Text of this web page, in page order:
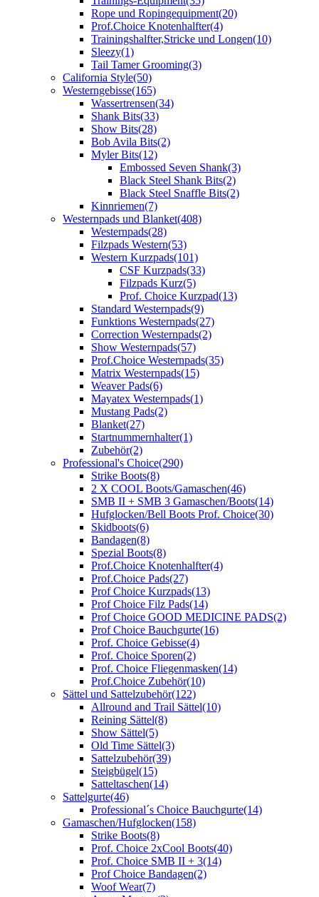
Rope und Ropingequipment(20)
Prof.Choice Knotenhalfter(4)
Trainingshalfter,Stricke und Longen(10)
Sleezy(1)
Tail Tamer Grooming(3)
California Style(50)
Westerngebisse(165)
Wassertrensen(34)
Shank Bits(33)
Show Bits(28)
Bob Avila Bits(2)
Myler Bits(12)
Embossed Seven Shank(3)
Black Steel Shank Bits(2)
Black Steel Snaffle Bits(2)
Kinnriemen(7)
Westernpads und Blanket(408)
Westernpads(28)
Filzpads Western(53)
Western Kurzpads(101)
CSF Kurzpads(33)
Filzpads Kurz(5)
Prof. Choice Kurzpad(13)
Standard Westernpads(9)
Funktions Westernpads(27)
Correction Westernpads(2)
Show Westernpads(57)
Prof.Choice Westernpads(35)
Matrix Westernpads(15)
Weaver Pads(6)
Mayatex Westernpads(1)
Mustang Pads(2)
Blanket(27)
Startnummernhalter(1)
Zubehör(2)
Professional's Choice(290)
Strike Boots(8)
2 X COOL Boots/Gamaschen(46)
SMB II + SMB 3 Gamaschen/Boots(14)
Hufglocken/Bell Boots Prof. Choice(30)
Skidboots(6)
Bandagen(8)
Spezial Boots(8)
Prof.Choice Knotenhalfter(4)
Prof.Choice Pads(27)
Prof Choice Kurzpads(13)
Prof Choice Filz Pads(14)
Prof Choice GOOD MEDICINE PADS(2)
Prof Choice Bauchgurte(16)
Prof. Choice Gebisse(4)
Prof. Choice Sporen(2)
Prof. Choice Fliegenmasken(14)
Prof.Choice Zubehör(10)
Sättel und Sattelzubehör(122)
Allround and Trail Sättel(10)
Reining Sättel(8)
Show Sättel(5)
Old Time Sättel(3)
Sattelzubehör(39)
Steigbügel(15)
Satteltaschen(14)
Sattelgurte(46)
Professional´s Choice Bauchgurte(14)
Gamaschen/Hufglocken(158)
Strike Boots(8)
Prof. Choice 2xCool Boots(40)
Prof. Choice SMB II + 3(14)
Prof Choice Bandagen(2)
Woof Wear(7)